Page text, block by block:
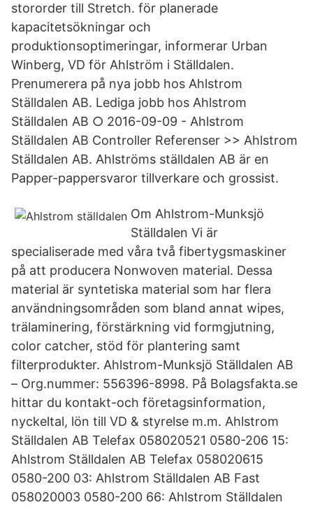
stororder till Stretch. för planerade
kapacitetsökningar och
produktionsoptimeringar, informerar Urban
Winberg, VD för Ahlström i Ställdalen.
Prenumerera på nya jobb hos Ahlstrom
Ställdalen AB. Lediga jobb hos Ahlstrom
Ställdalen AB ○ 2016-09-09 - Ahlstrom
Ställdalen AB Controller Referenser >> Ahlstrom
Ställdalen AB. Ahlströms ställdalen AB är en
Papper-pappersvaror tillverkare och grossist.
Om Ahlstrom-Munksjö
Ställdalen Vi är
specialiserade med våra två fibertygsmaskiner
på att producera Nonwoven material. Dessa
material är syntetiska material som har flera
användningsområden som bland annat wipes,
trälaminering, förstärkning vid formgjutning,
color catcher, stöd för plantering samt
filterprodukter. Ahlstrom-Munksjö Ställdalen AB
– Org.nummer: 556396-8998. På Bolagsfakta.se
hittar du kontakt-och företagsinformation,
nyckeltal, lön till VD & styrelse m.m. Ahlstrom
Ställdalen AB Telefax 058020521 0580-206 15:
Ahlstrom Ställdalen AB Telefax 058020615
0580-200 03: Ahlstrom Ställdalen AB Fast
058020003 0580-200 66: Ahlstrom Ställdalen